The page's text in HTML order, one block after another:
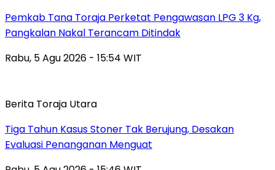
Pemkab Tana Toraja Perketat Pengawasan LPG 3 Kg,
Pangkalan Nakal Terancam Ditindak
Rabu, 5 Agu 2026 - 15:54 WIT
Berita Toraja Utara
Tiga Tahun Kasus Stoner Tak Berujung, Desakan
Evaluasi Penanganan Menguat